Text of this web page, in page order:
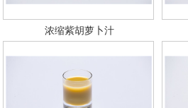
浓缩紫胡萝卜汁